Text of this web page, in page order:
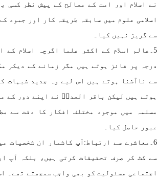
اسلام اور امت کے مصالح کے پیش نظر کسی
علوم میں سابقہ طریقہ کار اور جمود کے
گریز نہیں کیا۔
5۔عالم اسلام کے اکثر علما اگرچہ اسلام کے
پر فائز ہوتے ہیں مگر زمانے کے دیکر
ناآشنا ہوتے ہیں اس لیے وہ جدید شبہات
ہیں لیکن باقر الصدرؒ نے اپنے دور کے
میں موجود مختلف افکار کا دقت سے
حاصل کیا۔
6۔معاشرے سے ارتباط:آپ کاشمار ان شخصیات
کٹ کر صرف تحقیقات کرتی ہیں، بلکہ آپ
مسئولیت کو بھی واجب سمجھتے تھے۔ اس